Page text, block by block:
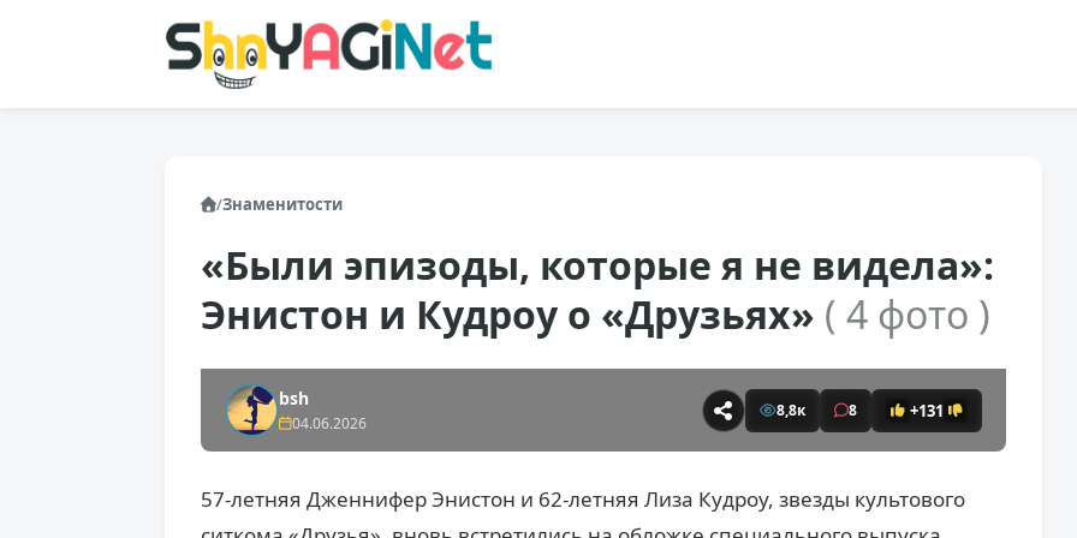
/Знаменитости
«Были эпизоды, которые я не видела»:
Энистон и Кудроу о «Друзьях» ( 4 фото )
bsh
04.06.2026
8,8к 8 +131
57-летняя Дженнифер Энистон и 62-летняя Лиза Кудроу, звезды культового